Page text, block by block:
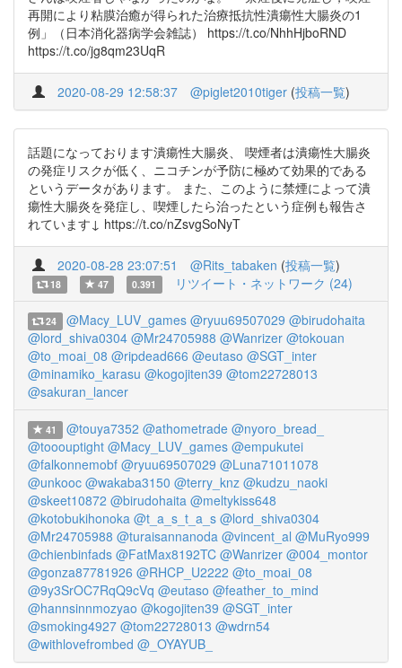
再開により粘膜治癒が得られた治療抵抗性潰瘍性大腸炎の1
例」（日本消化器病学会雑誌） https://t.co/NhhHjboRND
https://t.co/jg8qm23UqR
2020-08-29 12:58:37 @piglet2010tiger (投稿一覧)
話題になっております潰瘍性大腸炎、 喫煙者は潰瘍性大腸炎
の発症リスクが低く、ニコチンが予防に極めて効果的である
というデータがあります。 また、このように禁煙によって潰
瘍性大腸炎を発症し、喫煙したら治ったという症例も報告さ
れています↓ https://t.co/nZsvgSoNyT
2020-08-28 23:07:51 @Rits_tabaken (投稿一覧)
18 47 0.391 リツイート・ネットワーク (24)
24 @Macy_LUV_games @ryuu69507029 @birudohaita
@lord_shiva0304 @Mr24705988 @Wanrizer @tokouan
@to_moai_08 @ripdead666 @eutaso @SGT_inter
@minamiko_karasu @kogojiten39 @tom22728013
@sakuran_lancer
41 @touya7352 @athometrade @nyoro_bread_
@tooouptight @Macy_LUV_games @empukutei
@falkonnemobf @ryuu69507029 @Luna71011078
@unkooc @wakaba3150 @terry_knz @kudzu_naoki
@skeet10872 @birudohaita @meltykiss648
@kotobukihonoka @t_a_s_t_a_s @lord_shiva0304
@Mr24705988 @turaisannanoda @vincent_al @MuRyo999
@chienbinfads @FatMax8192TC @Wanrizer @004_montor
@gonza87781926 @RHCP_U2222 @to_moai_08
@9y3SrOC7RqQ9cVq @eutaso @feather_to_mind
@hannsinnmozyao @kogojiten39 @SGT_inter
@smoking4927 @tom22728013 @wdrn54
@withlovefrombed @_OYAYUB_